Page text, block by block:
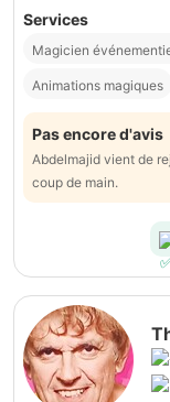
Services
Magicien
Animations magiques
Pas encore d'avis
Abdelmajid vient de
coup de main.